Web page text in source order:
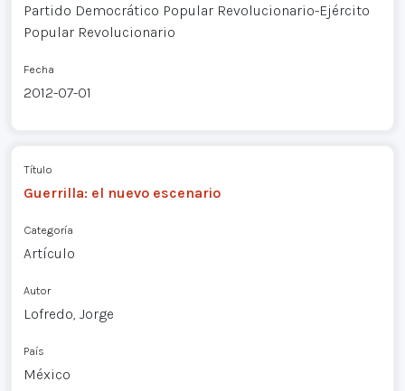
Partido Democrático Popular Revolucionario-Ejército
Popular Revolucionario
Fecha
2012-07-01
Título
Guerrilla: el nuevo escenario
Categoría
Artículo
Autor
Lofredo, Jorge
País
México